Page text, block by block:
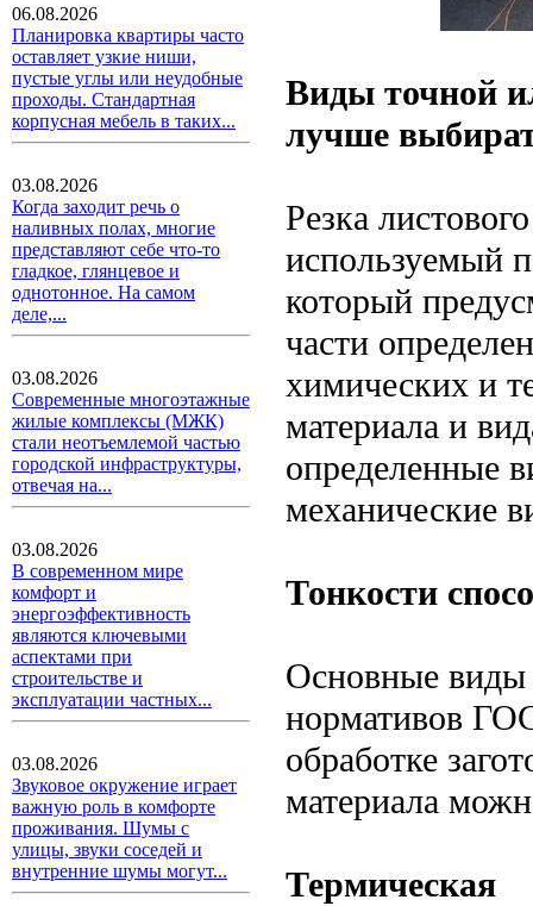
06.08.2026
Планировка квартиры часто
оставляет узкие ниши,
пустые углы или неудобные
проходы. Стандартная
корпусная мебель в таких...
03.08.2026
Когда заходит речь о
наливных полах, многие
представляют себе что-то
гладкое, глянцевое и
однотонное. На самом
деле,...
03.08.2026
Современные многоэтажные
жилые комплексы (МЖК)
стали неотъемлемой частью
городской инфраструктуры,
отвечая на...
03.08.2026
В современном мире
комфорт и
энергоэффективность
являются ключевыми
аспектами при
строительстве и
эксплуатации частных...
03.08.2026
Звуковое окружение играет
важную роль в комфорте
проживания. Шумы с
улицы, звуки соседей и
внутренние шумы могут...
Виды точной
лучше
Резка
используемый
который
части
химических и
материала и
определенные
механические
Тонкости
Основные виды
нормативов
обработке
материала
Термическая